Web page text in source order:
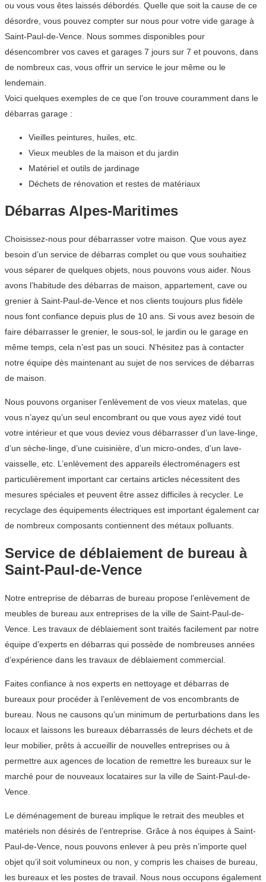
ou vous vous êtes laissés débordés. Quelle que soit la cause de ce
désordre, vous pouvez compter sur nous pour votre vide garage à
Saint-Paul-de-Vence. Nous sommes disponibles pour
désencombrer vos caves et garages 7 jours sur 7 et pouvons, dans
de nombreux cas, vous offrir un service le jour même ou le
lendemain.
Voici quelques exemples de ce que l’on trouve couramment dans le
débarras garage :
Vieilles peintures, huiles, etc.
Vieux meubles de la maison et du jardin
Matériel et outils de jardinage
Déchets de rénovation et restes de matériaux
Débarras Alpes-Maritimes
Choisissez-nous pour débarrasser votre maison. Que vous ayez
besoin d’un service de débarras complet ou que vous souhaitiez
vous séparer de quelques objets, nous pouvons vous aider. Nous
avons l’habitude des débarras de maison, appartement, cave ou
grenier à Saint-Paul-de-Vence et nos clients toujours plus fidèle
nous font confiance depuis plus de 10 ans. Si vous avez besoin de
faire débarrasser le grenier, le sous-sol, le jardin ou le garage en
même temps, cela n’est pas un souci. N’hésitez pas à contacter
notre équipe dès maintenant au sujet de nos services de débarras
de maison.
Nous pouvons organiser l’enlèvement de vos vieux matelas, que
vous n’ayez qu’un seul encombrant ou que vous ayez vidé tout
votre intérieur et que vous deviez vous débarrasser d’un lave-linge,
d’un sèche-linge, d’une cuisinière, d’un micro-ondes, d’un lave-
vaisselle, etc. L’enlèvement des appareils électroménagers est
particulièrement important car certains articles nécessitent des
mesures spéciales et peuvent être assez difficiles à recycler. Le
recyclage des équipements électriques est important également car
de nombreux composants contiennent des métaux polluants.
Service de déblaiement de bureau à
Saint-Paul-de-Vence
Notre entreprise de débarras de bureau propose l’enlèvement de
meubles de bureau aux entreprises de la ville de Saint-Paul-de-
Vence. Les travaux de déblaiement sont traités facilement par notre
équipe d’experts en débarras qui possède de nombreuses années
d’expérience dans les travaux de déblaiement commercial.
Faites confiance à nos experts en nettoyage et débarras de
bureaux pour procéder à l’enlèvement de vos encombrants de
bureau. Nous ne causons qu’un minimum de perturbations dans les
locaux et laissons les bureaux débarrassés de leurs déchets et de
leur mobilier, prêts à accueillir de nouvelles entreprises ou à
permettre aux agences de location de remettre les bureaux sur le
marché pour de nouveaux locataires sur la ville de Saint-Paul-de-
Vence.
Le déménagement de bureau implique le retrait des meubles et
matériels non désirés de l’entreprise. Grâce à nos équipes à Saint-
Paul-de-Vence, nous pouvons enlever à peu près n’importe quel
objet qu’il soit volumineux ou non, y compris les chaises de bureau,
les bureaux et les postes de travail. Nous nous occupons également